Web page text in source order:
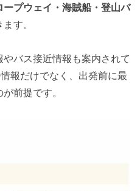
プウェイ・海賊船・登山バ
す。
バス接近情報も案内されて
報だけでなく、出発前に最
前提です。